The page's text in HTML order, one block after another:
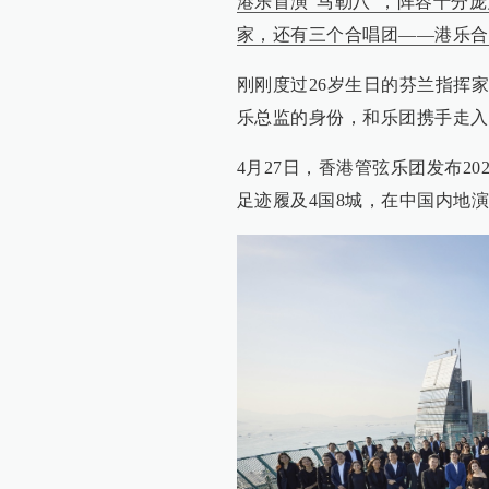
家，还有三个合唱团——港乐合
刚刚度过26岁生日的芬兰指挥
乐总监的身份，和乐团携手走
4月27日，香港管弦乐团发布
足迹履及4国8城，在中国内地